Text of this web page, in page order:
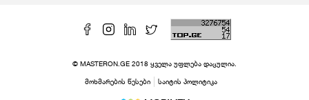
© MASTERON.GE 2018 ყველა უფლება დაცულია.
მოხმარების წესები საიტის პოლიტიკა